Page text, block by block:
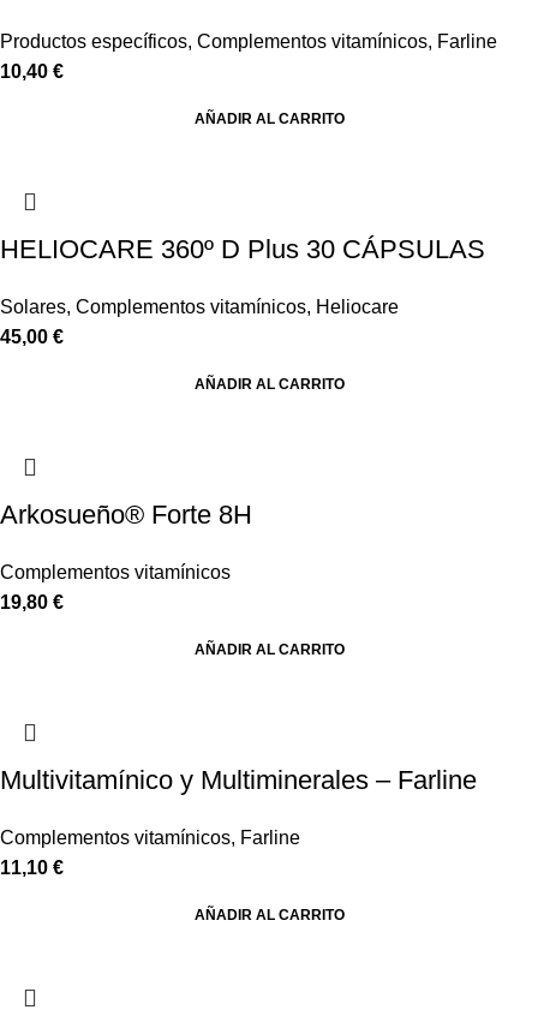
Productos específicos, Complementos vitamínicos, Farline
10,40 €
AÑADIR AL CARRITO
HELIOCARE 360º D Plus 30 CÁPSULAS
Solares, Complementos vitamínicos, Heliocare
45,00 €
AÑADIR AL CARRITO
Arkosueño® Forte 8H
Complementos vitamínicos
19,80 €
AÑADIR AL CARRITO
Multivitamínico y Multiminerales – Farline
Complementos vitamínicos, Farline
11,10 €
AÑADIR AL CARRITO